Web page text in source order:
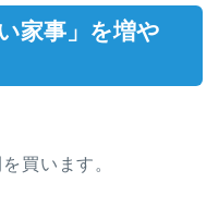
家事」を増や
買います。